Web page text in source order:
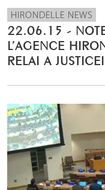
HIRONDELLE NEWS
22.06.15 - NOTE
L’AGENCE
RELAI A